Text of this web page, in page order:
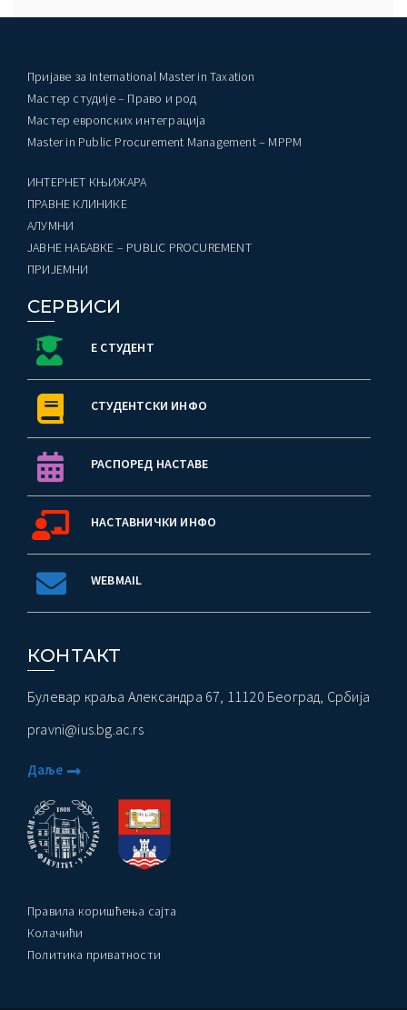
Пријаве за International Master in Taxation
Мастер студије – Право и род
Мастер европских интеграција
Master in Public Procurement Management – MPPM
ИНТЕРНЕТ КЊИЖАРА
ПРАВНЕ КЛИНИКЕ
AЛУМНИ
ЈАВНЕ НАБАВКЕ – PUBLIC PROCUREMENT
ПРИЈЕМНИ
СЕРВИСИ
Е СТУДЕНТ
СТУДЕНТСКИ ИНФО
РАСПОРЕД НАСТАВЕ
НАСТАВНИЧКИ ИНФО
WEBMAIL
КОНТАКТ
Булевар краља Александра 67, 11120 Београд, Србија
pravni@ius.bg.ac.rs
Даље
Правила коришћења сајта
Колачићи
Политика приватности